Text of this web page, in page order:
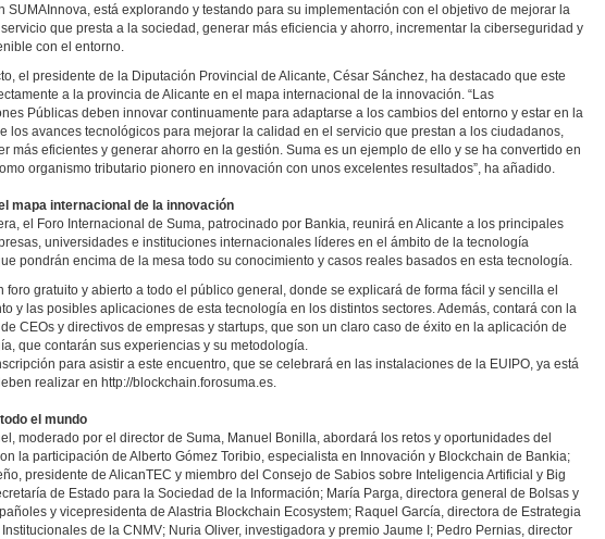
SUMAInnova, está explorando y testando para su implementación con el objetivo de mejorar la
que presta a la sociedad, generar más eficiencia y ahorro, incrementar la ciberseguridad y
con el entorno.
el presidente de la Diputación Provincial de Alicante, César Sánchez, ha destacado que este
a la provincia de Alicante en el mapa internacional de la innovación. “Las
Públicas deben innovar continuamente para adaptarse a los cambios del entorno y estar en la
los avances tecnológicos para mejorar la calidad en el servicio que prestan a los ciudadanos,
más eficientes y generar ahorro en la gestión. Suma es un ejemplo de ello y se ha convertido en
organismo tributario pionero en innovación con unos excelentes resultados”, ha añadido.
mapa internacional de la innovación
el Foro Internacional de Suma, patrocinado por Bankia, reunirá en Alicante a los principales
universidades e instituciones internacionales líderes en el ámbito de la tecnología
pondrán encima de la mesa todo su conocimiento y casos reales basados en esta tecnología.
foro gratuito y abierto a todo el público general, donde se explicará de forma fácil y sencilla el
y las posibles aplicaciones de esta tecnología en los distintos sectores. Además, contará con la
CEOs y directivos de empresas y startups, que son un claro caso de éxito en la aplicación de
que contarán sus experiencias y su metodología.
para asistir a este encuentro, que se celebrará en las instalaciones de la EUIPO, ya está
realizar en http://blockchain.forosuma.es.
el mundo
moderado por el director de Suma, Manuel Bonilla, abordará los retos y oportunidades del
la participación de Alberto Gómez Toribio, especialista en Innovación y Blockchain de Bankia;
presidente de AlicanTEC y miembro del Consejo de Sabios sobre Inteligencia Artificial y Big
de Estado para la Sociedad de la Información; María Parga, directora general de Bolsas y
y vicepresidenta de Alastria Blockchain Ecosystem; Raquel García, directora de Estrategia
de la CNMV; Nuria Oliver, investigadora y premio Jaume I; Pedro Pernias, director